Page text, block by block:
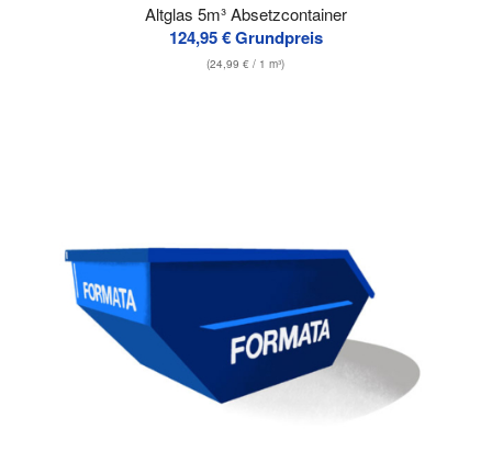
Altglas 5m³ Absetzcontainer
124,95€Grundpreis
(24,99€ / 1 m³)